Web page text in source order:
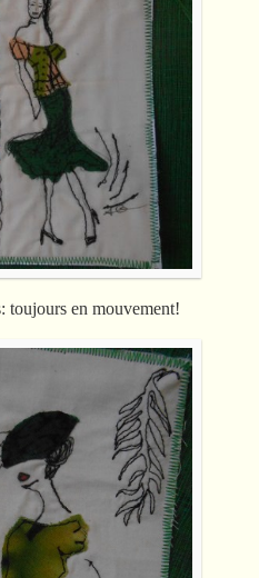
toujours en mouvement!